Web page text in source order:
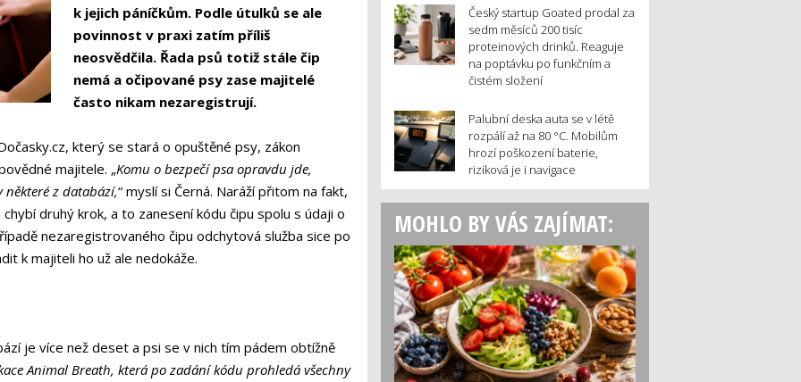
k jejich páníčkům. Podle útulků se ale
povinnost v praxi zatím příliš
neosvědčila. Řada psů totiž stále čip
nemá a očipované psy zase majitelé
často nikam nezaregistrují.
který se stará o opuštěné psy, zákon
majitele. „Komu o bezpečí psa opravdu jde,
z databází,“ myslí si Černá. Naráží přitom na fakt,
druhý krok, a to zanesení kódu čipu spolu s údaji o
nezaregistrovaného čipu odchytová služba sice po
k majiteli ho už ale nedokáže.
je více než deset a psi se v nich tím pádem obtížně
Animal Breath, která po zadání kódu prohledá všechny
Český startup Goated prodal za
sedm měsíců 200 tisíc
proteinových drinků. Reaguje
na poptávku po funkčním a
čistém složení
Palubní deska auta se v létě
rozpálí až na 80 °C. Mobilům
hrozí poškození baterie,
riziková je i navigace
MOHLO BY VÁS ZAJÍMAT: